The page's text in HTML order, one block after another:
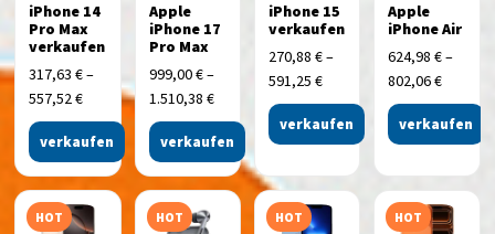
iPhone 14
Pro Max
verkaufen
317,63€–
557,52€
verkaufen
Apple
iPhone 17
Pro Max
999,00€–
1.510,38 €
verkaufen
iPhone 15
verkaufen
270,88 €–
591,25 €
verkaufen
Apple
iPhone Air
624,98€–
802,06€
verkaufen
HOT HOT HOT HOT